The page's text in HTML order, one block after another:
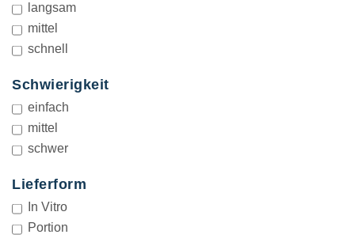
langsam
mittel
schnell
SCHWIERIGKEIT
Schwierigkeit
einfach
mittel
schwer
LIEFERFORM
Lieferform
In Vitro
Portion